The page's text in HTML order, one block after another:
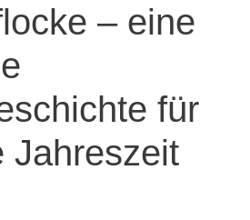
– eine
für
Jahreszeit